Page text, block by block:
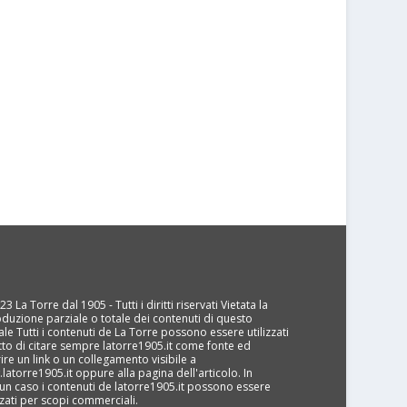
La Torre dal 1905 - Tutti i diritti riservati Vietata la
parziale o totale dei contenuti di questo
Tutti i contenuti de La Torre possono essere utilizzati
di citare sempre latorre1905.it come fonte ed
un link o un collegamento visibile a
oppure alla pagina dell'articolo. In
caso i contenuti de latorre1905.it possono essere
per scopi commerciali.